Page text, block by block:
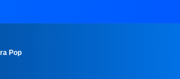
Pop